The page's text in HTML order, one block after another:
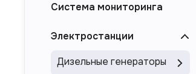
ТД Электроагрегат Каталог изделий
Каталог.
Барнауле}
Система мониторинга
Электростанции
Дизельные генераторы